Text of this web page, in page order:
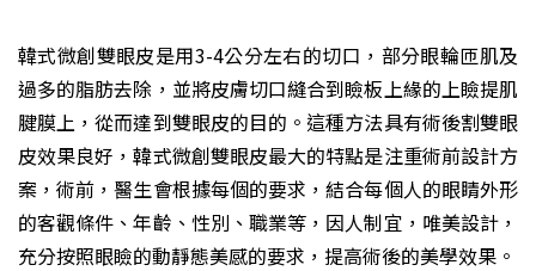
韓式微創雙眼皮是用3-4公分左右的切口，部分眼輪匝肌及
過多的脂肪去除，並將皮膚切口縫合到瞼板上緣的上瞼提肌
腱膜上，從而達到雙眼皮的目的。這種方法具有術後割雙眼
皮效果良好，韓式微創雙眼皮最大的特點是注重術前設計方
案，術前，醫生會根據每個的要求，結合每個人的眼睛外形
的客觀條件、年齡、性別、職業等，因人制宜，唯美設計，
充分按照眼瞼的動靜態美感的要求，提高術後的美學效果。